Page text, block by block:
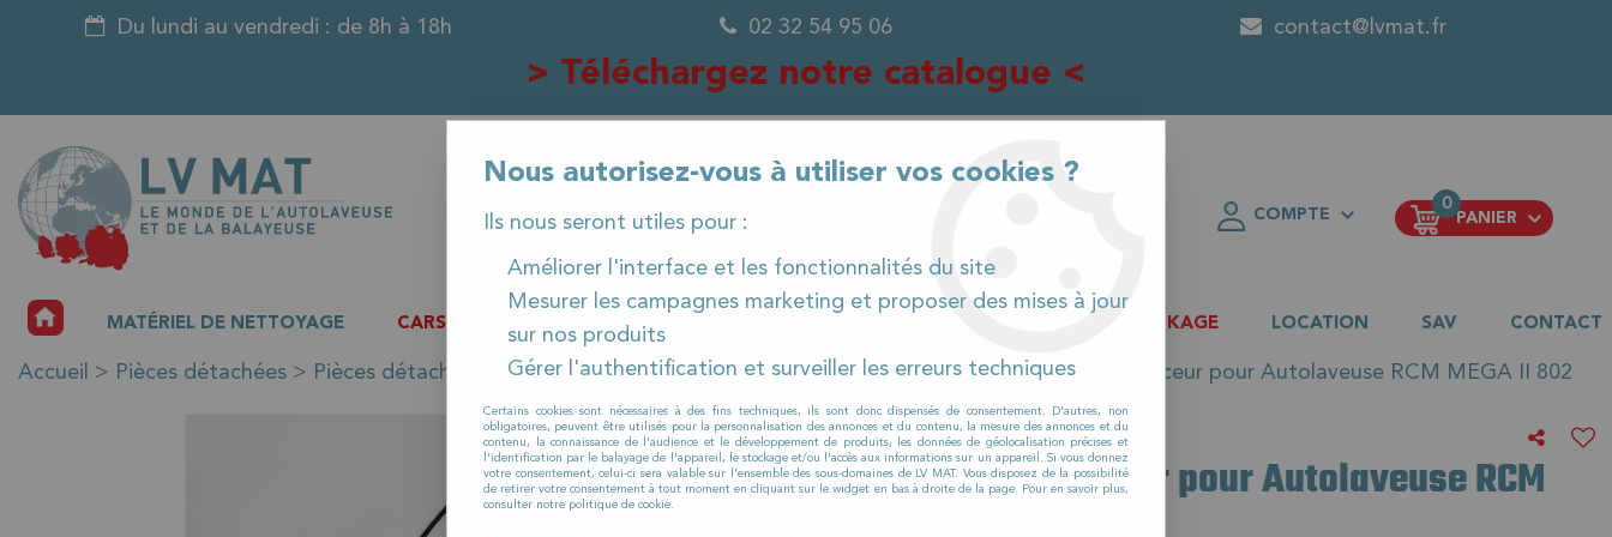
Du lundi au vendredi : de 8h à 18h 02 32 54 95 06 contact@lvmat.fr
> Téléchargez notre catalogue <
COMPTE
0
PANIER
ACCUEILMATÉRIEL DE NETTOYAGE CARSAT PIÈCES DÉTACHÉES DESTOCKAGE LOCATION SAV CONTACT
Accueil > Pièces détachées > Pièces détachées autolaveuses >RCM >MEGA II >MEGA II 802 >Câble relevage suceur pour Autolaveuse RCM MEGA II 802
RCM
Câble relevage suceur pour Autolaveuse RCM
Nous autorisez-vous à utiliser vos cookies ?
Ils nous seront utiles pour :
Améliorer l'interface et les fonctionnalités du site
Mesurer les campagnes marketing et proposer des mises à jour
sur nos produits
Gérer l'authentification et surveiller les erreurs techniques
Certains cookies sont nécessaires à des fins techniques, ils sont donc dispensés de consentement. D'autres, non
obligatoires, peuvent être utilisés pour la personnalisation des annonces et du contenu, la mesure des annonces et du
contenu, la connaissance de l'audience et le développement de produits, les données de géolocalisation précises et
l'identification par le balayage de l'appareil, le stockage et/ou l'accès aux informations sur un appareil. Si vous donnez
votre consentement, celui-ci sera valable sur l’ensemble des sous-domaines de LV MAT. Vous disposez de la possibilité
de retirer votre consentement à tout moment en cliquant sur le widget en bas à droite de la page. Pour en savoir plus,
consulter notre politique de cookie.